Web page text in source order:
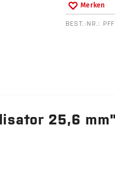
Merken
BEST.-NR.:
25,6